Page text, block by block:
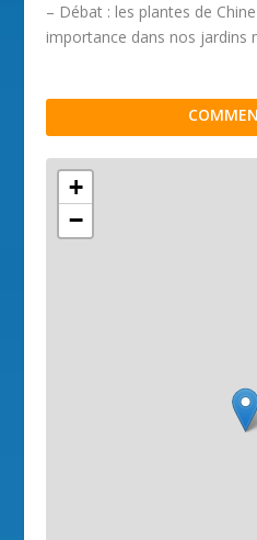
– Débat : les plantes de
importance dans nos jardins
+
−